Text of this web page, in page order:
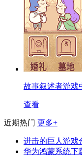
故事叙述者游戏
查看
近期热门 更多+
进击的巨人游戏
华为鸿蒙系统下